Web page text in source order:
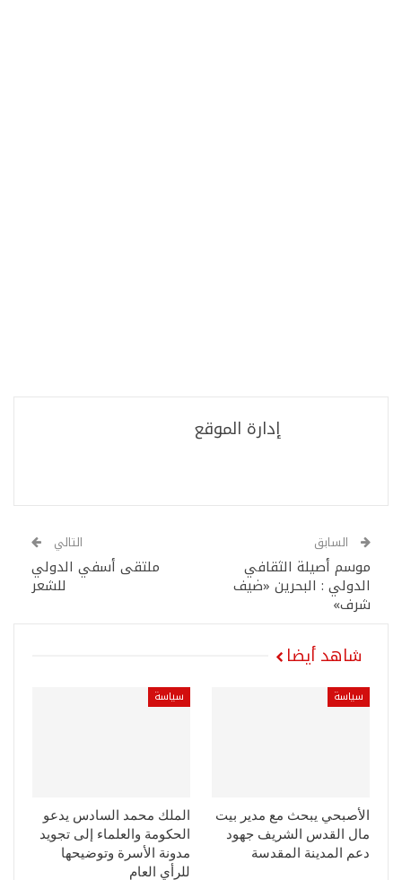
إدارة الموقع
السابق
موسم أصيلة الثقافي
الدولي : البحرين «ضيف
شرف»
التالي
ملتقى أسفي الدولي
للشعر
شاهد أيضا
سياسة
الأصبحي يبحث مع مدير بيت
مال القدس الشريف جهود
دعم المدينة المقدسة
سياسة
الملك محمد السادس يدعو
الحكومة والعلماء إلى تجويد
مدونة الأسرة وتوضيحها
للرأي العام